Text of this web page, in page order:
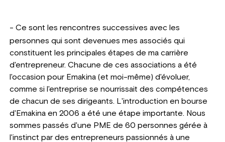
- Ce sont les rencontres successives avec les
personnes qui sont devenues mes associés qui
constituent les principales étapes de ma carrière
d'entrepreneur. Chacune de ces associations a été
l'occasion pour Emakina (et moi-même) d'évoluer,
comme si l'entreprise se nourrissait des compétences
de chacun de ses dirigeants. L'introduction en bourse
d'Emakina en 2006 a été une étape importante. Nous
sommes passés d'une PME de 60 personnes gérée à
l'instinct par des entrepreneurs passionnés à une